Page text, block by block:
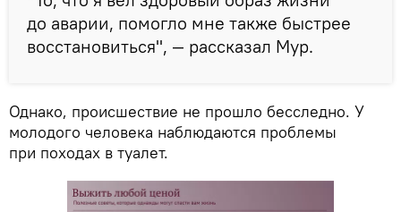
до аварии, помогло мне также быстрее
восстановиться", — рассказал Мур.
Однако, происшествие не прошло бесследно. У
молодого человека наблюдаются проблемы
при походах в туалет.